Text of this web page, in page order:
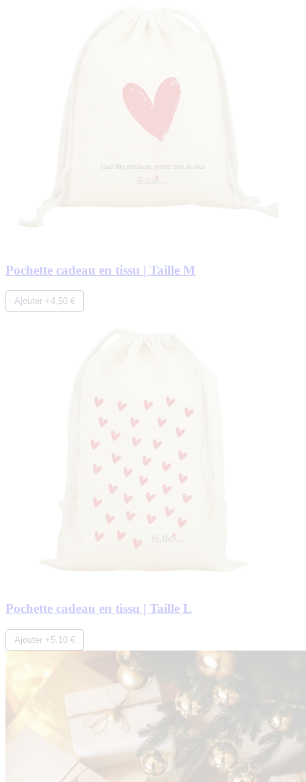
Pochette cadeau en tissu | Taille M
Ajouter +4,50 €
Pochette cadeau en tissu | Taille L
Ajouter +5,10 €